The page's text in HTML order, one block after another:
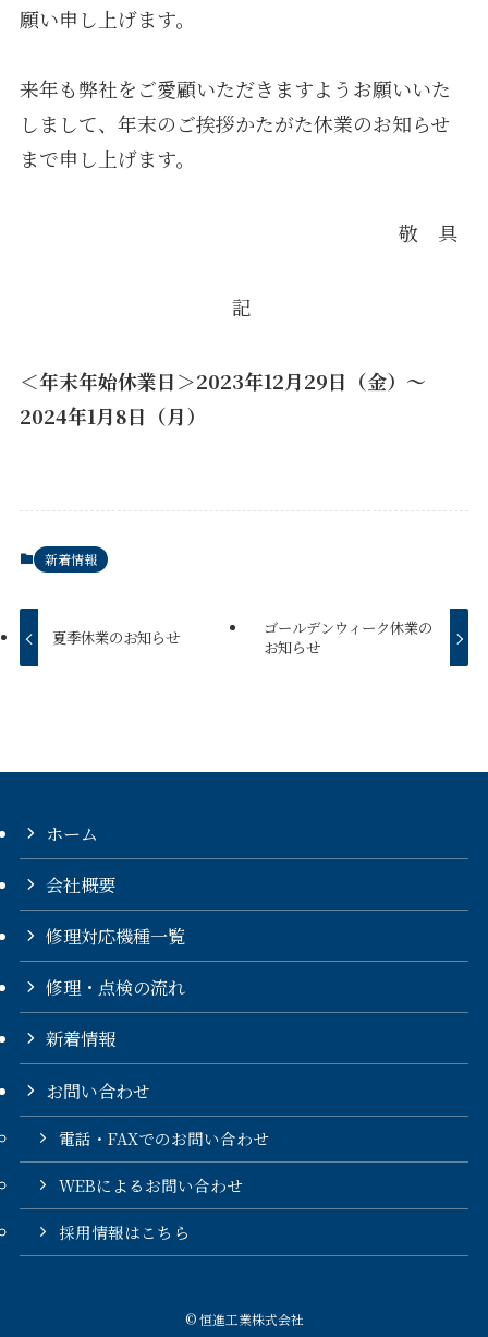
願い申し上げます。
来年も弊社をご愛顧いただきますようお願いいた
しまして、年末のご挨拶かたがた休業のお知らせ
まで申し上げます。
敬 具
記
＜年末年始休業日＞2023年12月29日（金）〜
2024年1月8日（月）
新着情報
夏季休業のお知らせ
ゴールデンウィーク休業の
お知らせ
ホーム
会社概要
修理対応機種一覧
修理・点検の流れ
新着情報
お問い合わせ
電話・FAXでのお問い合わせ
WEBによるお問い合わせ
採用情報はこちら
©恒進工業株式会社